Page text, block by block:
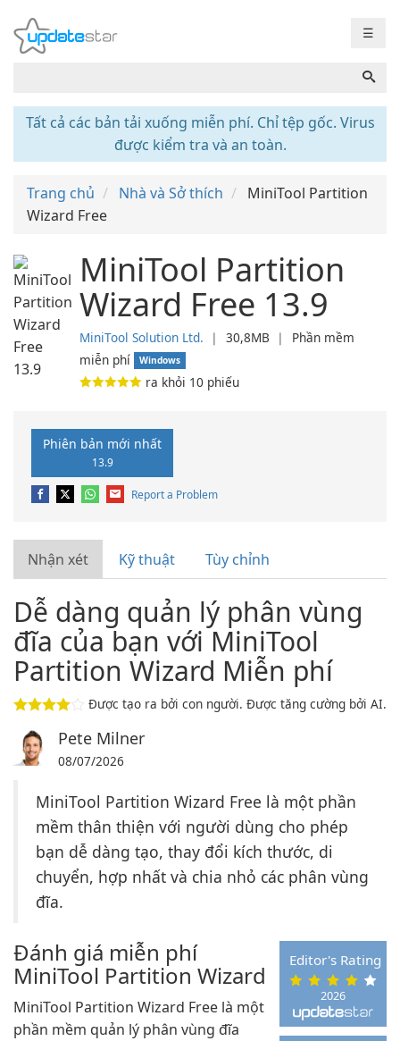
☰
Tất cả các bản tải xuống miễn phí. Chỉ tệp gốc. Virus
được kiểm tra và an toàn.
Trang chủ Nhà và Sở thích
MiniTool Partition
Wizard Free
MiniTool Partition
Wizard Free 13.9
MiniTool Solution Ltd. ❘ 30,8MB ❘ Phần mềm
miễn phí
Windows
ra khỏi 10 phiếu
Phiên bản mới nhất
13.9
Report a Problem
Nhận xét Kỹ thuật Tùy chỉnh
Dễ dàng quản lý phân vùng
đĩa của bạn với MiniTool
Partition Wizard Miễn phí
Được tạo ra bởi con người. Được tăng cường bởi AI.
Pete Milner
08/07/2026
MiniTool Partition Wizard Free là một phần
mềm thân thiện với người dùng cho phép
bạn dễ dàng tạo, thay đổi kích thước, di
chuyển, hợp nhất và chia nhỏ các phân vùng
đĩa.
2026
Editor's Rating
Đánh giá miễn phí
MiniTool Partition Wizard
MiniTool Partition Wizard Free là một
phần mềm quản lý phân vùng đĩa